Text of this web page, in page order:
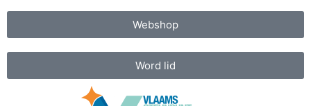
Webshop
Word lid